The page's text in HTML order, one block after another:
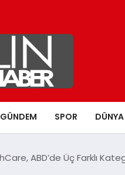
GÜNDEM SPOR DÜNYA
ABD’de Üç Farklı